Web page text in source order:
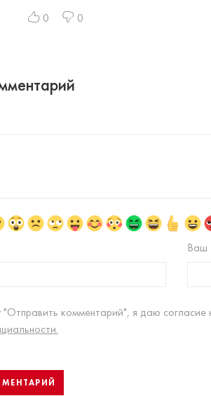
0 0
Ваш
комментарий", я даю согласие